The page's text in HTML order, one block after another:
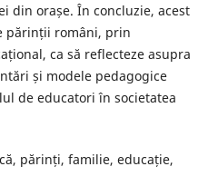
din orașe. În concluzie, acest
părinții români, prin
ca să reflecteze asupra
și modele pedagogice
de educatori în societatea
părinți, familie, educație,